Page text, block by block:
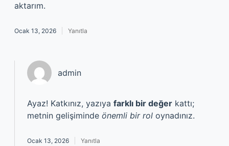
aktarım.
Ocak 13, 2026 Yanıtla
admin
Ayaz! Katkınız, yazıya farklı bir değer kattı;
metnin gelişiminde önemli bir rol oynadınız.
Ocak 13, 2026 Yanıtla